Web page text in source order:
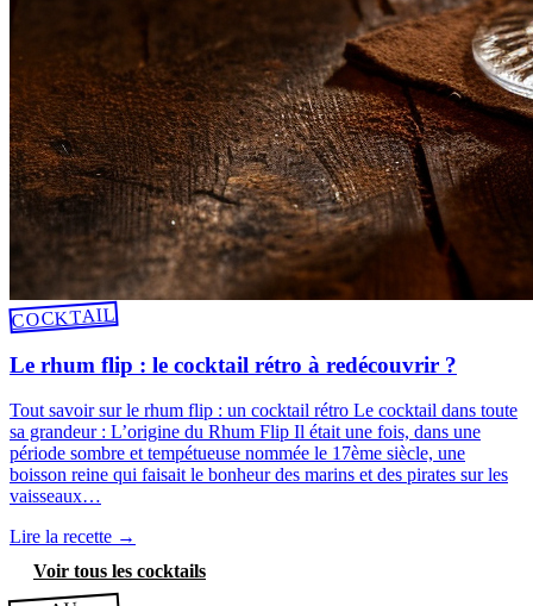
COCKTAIL
Le rhum flip : le cocktail rétro à redécouvrir ?
Tout savoir sur le rhum flip : un cocktail rétro Le cocktail dans toute
sa grandeur : L’origine du Rhum Flip Il était une fois, dans une
période sombre et tempétueuse nommée le 17ème siècle, une
boisson reine qui faisait le bonheur des marins et des pirates sur les
vaisseaux…
Lire la recette →
Voir tous les cocktails